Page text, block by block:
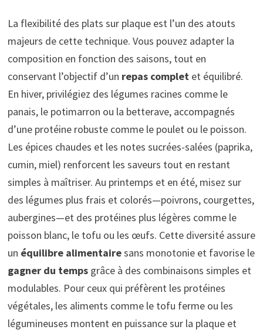
La flexibilité des plats sur plaque est l’un des atouts
majeurs de cette technique. Vous pouvez adapter la
composition en fonction des saisons, tout en
conservant l’objectif d’un repas completet équilibré.
En hiver, privilégiez des légumes racines comme le
panais, le potimarron ou la betterave, accompagnés
d’une protéine robuste comme le poulet ou le poisson.
Les épices chaudes et les notes sucrées-salées (paprika,
cumin, miel) renforcent les saveurs tout en restant
simples à maîtriser. Au printemps et en été, misez sur
des légumes plus frais et colorés—poivrons, courgettes,
aubergines—et des protéines plus légères comme le
poisson blanc, le tofu ou les œufs. Cette diversité assure
un équilibre alimentairesans monotonie et favorise le
gagner du tempsgrâce à des combinaisons simples et
modulables. Pour ceux qui préfèrent les protéines
végétales, les aliments comme le tofu ferme ou les
légumineuses montent en puissance sur la plaque et